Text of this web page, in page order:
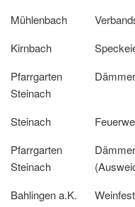
Mühlenbach
Kirnbach
Pfarrgarten
Steinach
Steinach
Pfarrgarten
Steinach
Bahlingen a.K. Weinfest